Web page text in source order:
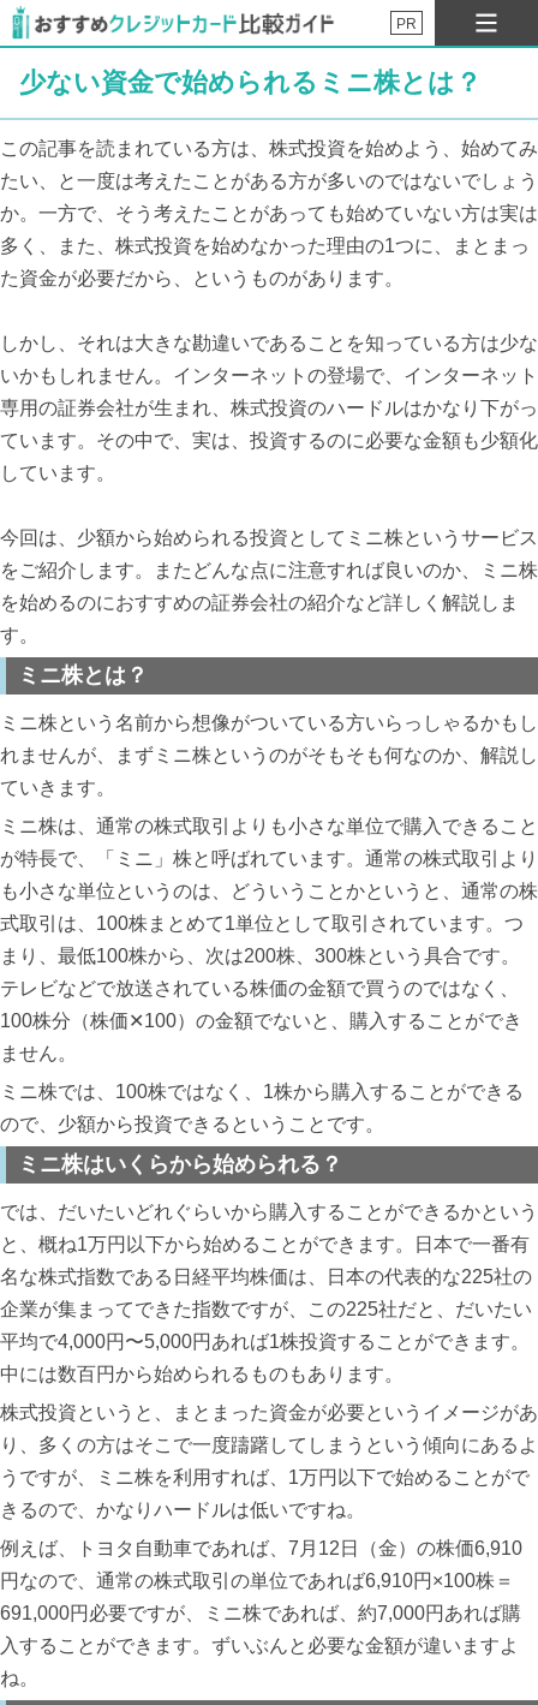
PR
少ない資金で始められるミニ株とは？
この記事を読まれている方は、株式投資を始めよう、始めてみ
たい、と一度は考えたことがある方が多いのではないでしょう
か。一方で、そう考えたことがあっても始めていない方は実は
多く、また、株式投資を始めなかった理由の1つに、まとまっ
た資金が必要だから、というものがあります。
しかし、それは大きな勘違いであることを知っている方は少な
いかもしれません。インターネットの登場で、インターネット
専用の証券会社が生まれ、株式投資のハードルはかなり下がっ
ています。その中で、実は、投資するのに必要な金額も少額化
しています。
今回は、少額から始められる投資としてミニ株というサービス
をご紹介します。またどんな点に注意すれば良いのか、ミニ株
を始めるのにおすすめの証券会社の紹介など詳しく解説しま
す。
ミニ株とは？
ミニ株という名前から想像がついている方いらっしゃるかもし
れませんが、まずミニ株というのがそもそも何なのか、解説し
ていきます。
ミニ株は、通常の株式取引よりも小さな単位で購入できること
が特長で、「ミニ」株と呼ばれています。通常の株式取引より
も小さな単位というのは、どういうことかというと、通常の株
式取引は、100株まとめて1単位として取引されています。つ
まり、最低100株から、次は200株、300株という具合です。
テレビなどで放送されている株価の金額で買うのではなく、
100株分（株価✕100）の金額でないと、購入することができ
ません。
ミニ株では、100株ではなく、1株から購入することができる
ので、少額から投資できるということです。
ミニ株はいくらから始められる？
では、だいたいどれぐらいから購入することができるかという
と、概ね1万円以下から始めることができます。日本で一番有
名な株式指数である日経平均株価は、日本の代表的な225社の
企業が集まってできた指数ですが、この225社だと、だいたい
平均で4,000円〜5,000円あれば1株投資することができます。
中には数百円から始められるものもあります。
株式投資というと、まとまった資金が必要というイメージがあ
り、多くの方はそこで一度躊躇してしまうという傾向にあるよ
うですが、ミニ株を利用すれば、1万円以下で始めることがで
きるので、かなりハードルは低いですね。
例えば、トヨタ自動車であれば、7月12日（金）の株価6,910
円なので、通常の株式取引の単位であれば6,910円×100株＝
691,000円必要ですが、ミニ株であれば、約7,000円あれば購
入することができます。ずいぶんと必要な金額が違いますよ
ね。